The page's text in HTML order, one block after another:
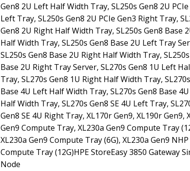
Gen8 2U Left Half Width Tray, SL250s Gen8 2U PCIe
Left Tray, SL250s Gen8 2U PCIe Gen3 Right Tray,
Gen8 2U Right Half Width Tray, SL250s Gen8 Base
Half Width Tray, SL250s Gen8 Base 2U Left Tray
SL250s Gen8 Base 2U Right Half Width Tray,
Base 2U Right Tray Server, SL270s Gen8 1U Left
Tray, SL270s Gen8 1U Right Half Width Tray,
Base 4U Left Half Width Tray, SL270s Gen8 Base
Half Width Tray, SL270s Gen8 SE 4U Left Tray,
Gen8 SE 4U Right Tray, XL170r Gen9, XL190r Gen9,
Gen9 Compute Tray, XL230a Gen9 Compute Tray
XL230a Gen9 Compute Tray (6G), XL230a Gen9 NHP
Compute Tray (12G)HPE StoreEasy 3850 Gateway
Node